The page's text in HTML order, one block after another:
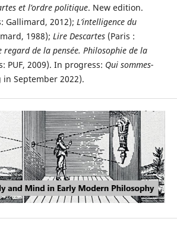
et l’ordre politique. New edition.
Gallimard, 2012); L’intelligence du
1988); Lire Descartes(Paris :
regard de la pensée. Philosophie de la
PUF, 2009). In progress: Qui sommes-
September 2022).